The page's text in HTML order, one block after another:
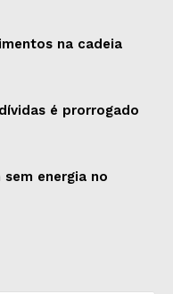
na cadeia
é prorrogado
energia no